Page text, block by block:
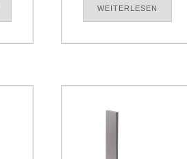
WEITERLESEN